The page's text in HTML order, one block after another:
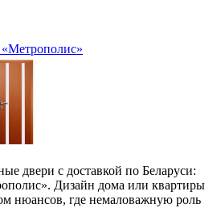
двери с доставкой по Беларуси:
Дизайн дома или квартиры
нюансов, где немаловажную роль